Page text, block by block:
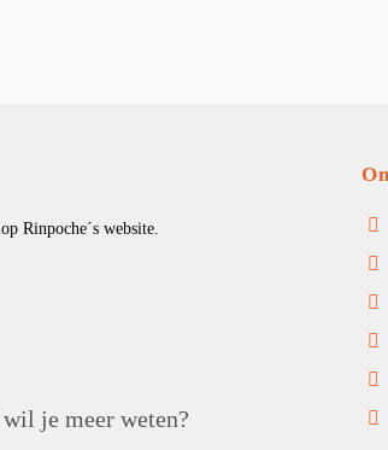
Rinpoche´s website.
je meer weten?